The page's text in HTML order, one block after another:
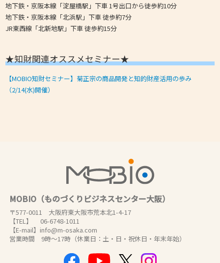
地下鉄・京阪本線「淀屋橋駅」下車 1号出口から徒歩約10分
地下鉄・京阪本線「北浜駅」下車 徒歩約7分
JR東西線「北新地駅」下車 徒歩約15分
★知財関連オススメセミナー★
【MOBIO知財セミナー】菊正宗の商品開発と知的財産活用の歩み
（2/14(水)開催）
MOBIO（ものづくりビジネスセンター大阪）
〒577-0011 大阪府東大阪市荒本北1-4-17
【TEL】 06-6748-1011
【E-mail】info@m-osaka.com
営業時間 9時～17時（休業日：土・日・祝休日・年末年始）